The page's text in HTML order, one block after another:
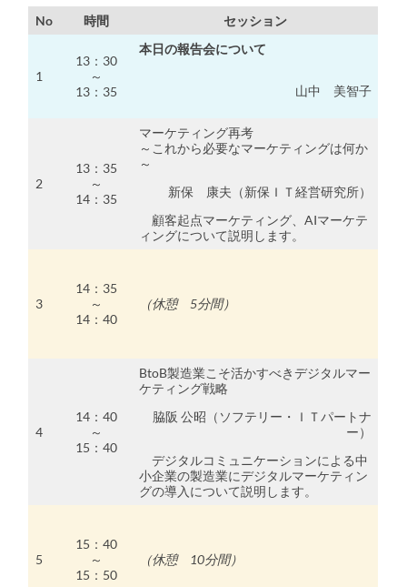
No 時間 セッション
1
13：30
～
13：35
本日の報告会について
山中 美智子
2
13：35
～
14：35
マーケティング再考
～これから必要なマーケティングは何か
～
新保 康夫（新保ＩＴ経営研究所）
顧客起点マーケティング、AIマーケテ
ィングについて説明します。
3
14：35
～
14：40
（休憩 5分間）
4
14：40
～
15：40
BtoB製造業こそ活かすべきデジタルマー
ケティング戦略
脇阪 公昭（ソフテリー・ＩＴパートナ
ー）
デジタルコミュニケーションによる中
小企業の製造業にデジタルマーケティン
グの導入について説明します。
5
15：40
～
15：50
（休憩 10分間）